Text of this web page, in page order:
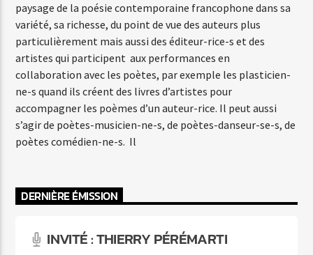
paysage de la poésie contemporaine francophone dans sa
variété, sa richesse, du point de vue des auteurs plus
particulièrement mais aussi des éditeur-rice-s et des
artistes qui participent aux performances en
collaboration avec les poètes, par exemple les plasticien-
ne-s quand ils créent des livres d’artistes pour
accompagner les poèmes d’un auteur-rice. Il peut aussi
s’agir de poètes-musicien-ne-s, de poètes-danseur-se-s, de
poètes comédien-ne-s. Il
DERNIÈRE ÉMISSION
INVITÉ : THIERRY PÉRÉMARTI